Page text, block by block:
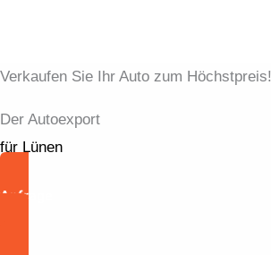
springen
Verkaufen Sie Ihr Auto zum Höchstpreis!
Der Autoexport
für Lünen
Anfrage